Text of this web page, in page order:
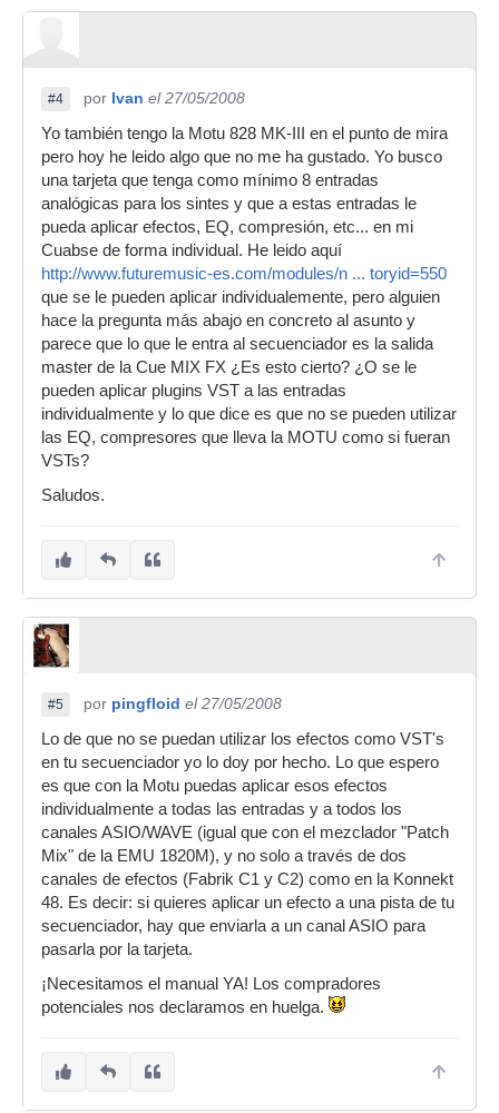
#4 por Ivan el 27/05/2008
Yo también tengo la Motu 828 MK-III en el punto de mira
pero hoy he leido algo que no me ha gustado. Yo busco
una tarjeta que tenga como mínimo 8 entradas
analógicas para los sintes y que a estas entradas le
pueda aplicar efectos, EQ, compresión, etc... en mi
Cuabse de forma individual. He leido aquí
http://www.futuremusic-es.com/modules/n ... toryid=550
que se le pueden aplicar individualemente, pero alguien
hace la pregunta más abajo en concreto al asunto y
parece que lo que le entra al secuenciador es la salida
master de la Cue MIX FX ¿Es esto cierto? ¿O se le
pueden aplicar plugins VST a las entradas
individualmente y lo que dice es que no se pueden utilizar
las EQ, compresores que lleva la MOTU como si fueran
VSTs?
Saludos.
#5 por pingfloid el 27/05/2008
Lo de que no se puedan utilizar los efectos como VST's
en tu secuenciador yo lo doy por hecho. Lo que espero
es que con la Motu puedas aplicar esos efectos
individualmente a todas las entradas y a todos los
canales ASIO/WAVE (igual que con el mezclador "Patch
Mix" de la EMU 1820M), y no solo a través de dos
canales de efectos (Fabrik C1 y C2) como en la Konnekt
48. Es decir: si quieres aplicar un efecto a una pista de tu
secuenciador, hay que enviarla a un canal ASIO para
pasarla por la tarjeta.
¡Necesitamos el manual YA! Los compradores
potenciales nos declaramos en huelga.